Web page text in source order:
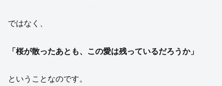
ではなく、
「桜が散ったあとも、この愛は残っているだろうか」
ということなのです。